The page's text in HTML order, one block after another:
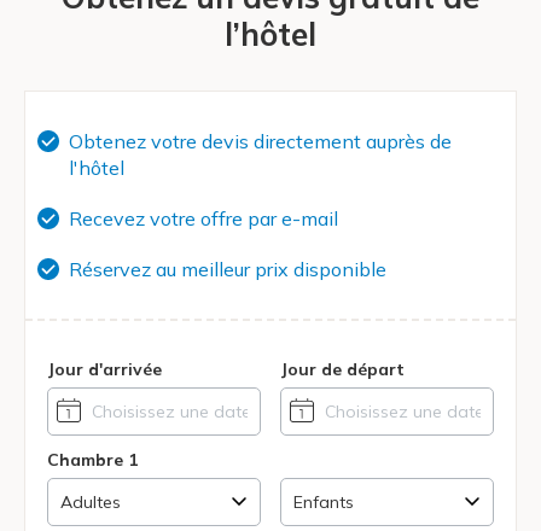
l’hôtel
Obtenez votre devis directement auprès de
l'hôtel
Recevez votre offre par e-mail
Réservez au meilleur prix disponible
Jour d'arrivée Jour de départ
Chambre 1